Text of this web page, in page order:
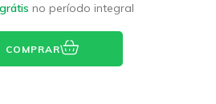
no período integral
COMPRAR